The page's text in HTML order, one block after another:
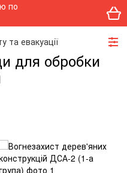
та евакуації
для обробки